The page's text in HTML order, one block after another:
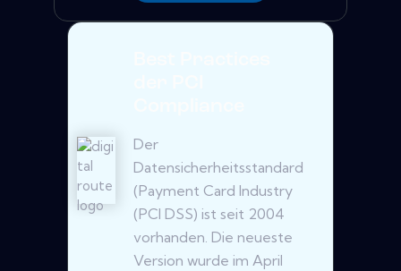
Der
Datensicherheitsstandard
(Payment Card Industry
(PCI DSS) ist seit 2004
vorhanden. Die neueste
Version wurde im April